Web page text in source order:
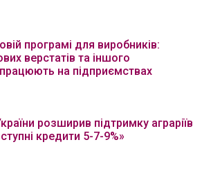
програмі для виробників:
верстатів та іншого
на підприємствах
розширив підтримку аграріїв
кредити 5-7-9%»